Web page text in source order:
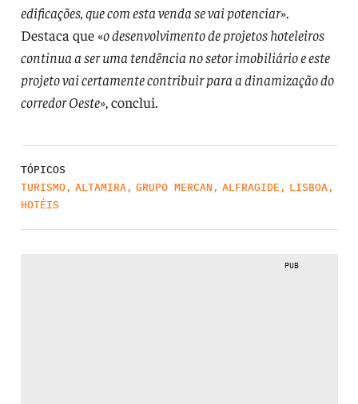
edificações, que com esta venda se vai potenciar».
Destaca que «o desenvolvimento de projetos hoteleiros
continua a ser uma tendência no setor imobiliário e este
projeto vai certamente contribuir para a dinamização do
corredor Oeste», conclui.
TÓPICOS
TURISMO, ALTAMIRA, GRUPO MERCAN , ALFRAGIDE , LISBOA,
HOTÉIS
PUB